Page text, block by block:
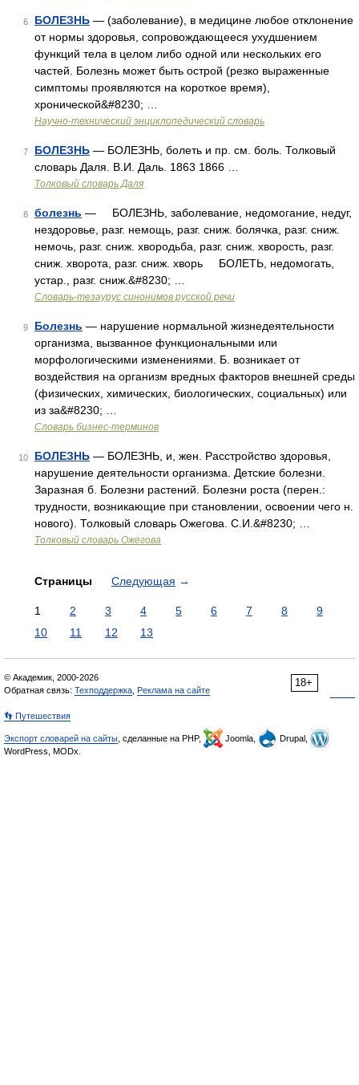
6 БОЛЕЗНЬ — (заболевание), в медицине любое отклонение
от нормы здоровья, сопровождающееся ухудшением
функций тела в целом либо одной или нескольких его
частей. Болезнь может быть острой (резко выраженные
симптомы проявляются на короткое время),
хронической&#8230; …
Научно-технический энциклопедический словарь
7 БОЛЕЗНЬ — БОЛЕЗНЬ, болеть и пр. см. боль. Толковый
словарь Даля. В.И. Даль. 1863 1866 …
Толковый словарь Даля
8 болезнь — БОЛЕЗНЬ, заболевание, недомогание, недуг,
нездоровье, разг. немощь, разг. сниж. болячка, разг. сниж.
немочь, разг. сниж. хвородьба, разг. сниж. хворость, разг.
сниж. хворота, разг. сниж. хворь БОЛЕТЬ, недомогать,
устар., разг. сниж.&#8230; …
Словарь-тезаурус синонимов русской речи
9 Болезнь — нарушение нормальной жизнедеятельности
организма, вызванное функциональными или
морфологическими изменениями. Б. возникает от
воздействия на организм вредных факторов внешней среды
(физических, химических, биологических, социальных) или
из за&#8230; …
Словарь бизнес-терминов
10 БОЛЕЗНЬ — БОЛЕЗНЬ, и, жен. Расстройство здоровья,
нарушение деятельности организма. Детские болезни.
Заразная б. Болезни растений. Болезни роста (перен.:
трудности, возникающие при становлении, освоении чего н.
нового). Толковый словарь Ожегова. С.И.&#8230; …
Толковый словарь Ожегова
Страницы Следующая →
1 2 3 4 5 6 7 8
9
10
11 12 13
18+
© Академик, 2000-2026
Обратная связь: Техподдержка Реклама на сайте
👣 Путешествия
Экспорт словарей на сайты , сделанные на PHP, Joomla,
Drupal,
WordPress, MODx.